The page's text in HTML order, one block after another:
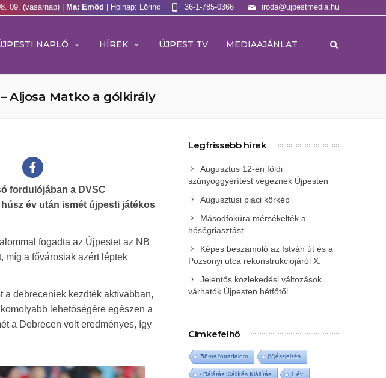
09. (vasárnap) | Ma: Emõd | Holnap: Lörinc iroda@ujpestmedia.hu
36-1-785-0366
NAPLÓ HÍREK ÚJPEST TV MEDIAAJÁNLAT |
Aljosa Matko a gólkirály
fordulójában a DVSC
év után ismét újpesti játékos
fogadta az Újpestet az NB
míg a fővárosiak azért léptek
a debreceniek kezdték aktívabban,
lehetőségére egészen a
a Debrecen volt eredményes, így
Legfrissebb hírek
Augusztus 12-én földi
szúnyoggyérítést végeznek Újpesten
Augusztusi piaci körkép
Másodfokúra mérsékelték a
hőségriasztást
Képes beszámoló az István út és a
Pozsonyi utca rekonstrukciójáról X.
Jelentős közlekedési változások
várhatók Újpesten hétfőtől
Címkefelhő
'56-os forradalom (V)észjelzés
- Rálátás Kiállítás Kiállítás 1 év